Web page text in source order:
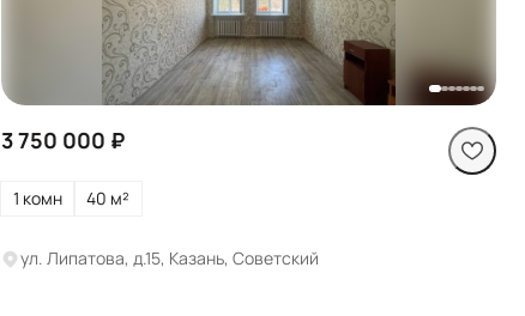
Посмотреть все
фото
3 750 000 ₽
1 комн 40 м²
ул. Липатова, д.15, Казань, Советский